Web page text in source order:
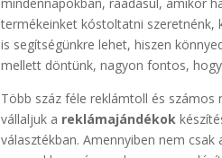
termékeinket kóstoltatni szeretnénk,
is segítségünkre lehet, hiszen
mellett döntünk, nagyon fontos,
Több száz féle reklámtoll és számos
vállaljuk a reklámajándékok
választékban. Amennyiben nem csak